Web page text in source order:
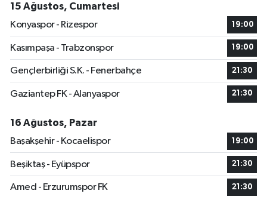
15 Ağustos, Cumartesi
Konyaspor - Rizespor
19:00
Kasımpaşa - Trabzonspor 19:00
Gençlerbirliği S.K. - Fenerbahçe 21:30
Gaziantep FK - Alanyaspor 21:30
16 Ağustos, Pazar
Başakşehir - Kocaelispor
19:00
Beşiktaş - Eyüpspor 21:30
Amed - Erzurumspor FK 21:30